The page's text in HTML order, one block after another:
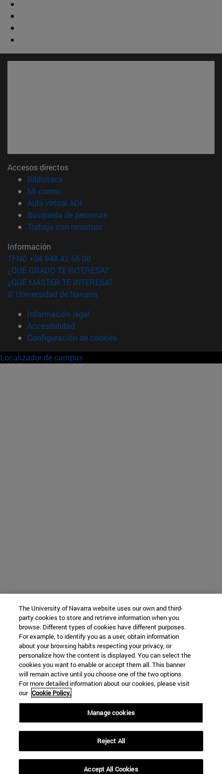
Accesos directos
Biblioteca
Mi correo(abre en nueva ventana)
Aula virtual ADI
Búsqueda de personas(abre en nueva ventana)
Trabaja con nosotros(abre en nueva ventana)
Información
TFNO +34 948 42 56 00
¿QUÉ GRADO TE INTERESA?
¿QUÉ MÁSTER TE INTERESA?
© Universidad de Navarra
Información legal
Accesibilidad
Configuración de cookies
Localizador de campus
The University of Navarra website uses our own and third-
party cookies to store and retrieve information when you
browse. Different types of cookies have different purposes.
For example, to identify you as a user, obtain information
about your browsing habits respecting your privacy, or
personalize how the content is displayed. You can select the
cookies you want to enable or accept them all. This banner
will remain active until you choose one of the two options.
For more detailed information about our cookies, please visit
our Cookie Policy.
Manage cookies
Reject All
Accept All Cookies